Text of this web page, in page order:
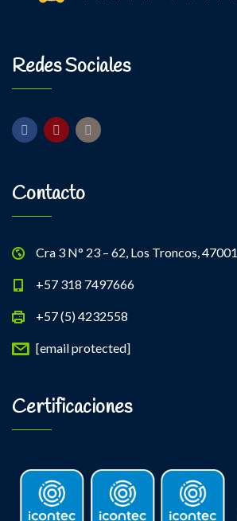
Redes Sociales
Contacto
Cra 3 N° 23 – 62, Los Troncos, 47001
+57 318 7497666
+57 (5) 4232558
[email protected]
Certificaciones